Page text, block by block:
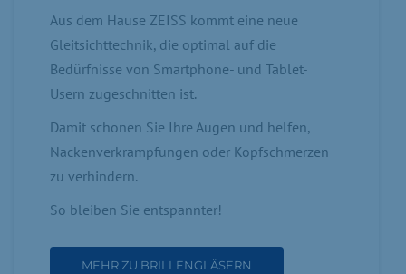
Aus dem Hause ZEISS kommt eine neue
Gleitsichttechnik, die optimal auf die
Bedürfnisse von Smartphone- und Tablet-
Usern zugeschnitten ist.
Damit schonen Sie Ihre Augen und helfen,
Nackenverkrampfungen oder Kopfschmerzen
zu verhindern.
So bleiben Sie entspannter!
MEHR ZU BRILLENGLÄSERN